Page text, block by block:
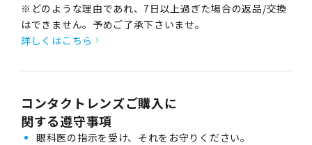
※どのような理由であれ、7日以上過ぎた場合の返品/交換
はできません。予めご了承下さいませ。
詳しくはこちら
コンタクトレンズご購入に
関する遵守事項
眼科医の指示を受け、それをお守りください。